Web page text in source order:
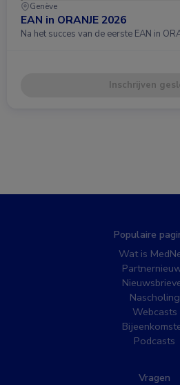
Genève
EAN in ORANJE 2026
Na het succes van de eerste EAN in
Inschrijven
Populaire
Wat is
Nascholing
Webcasts
Podcasts
Vragen